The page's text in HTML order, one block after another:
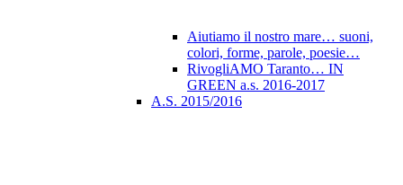
Aiutiamo il nostro mare… suoni,
colori, forme, parole, poesie…
RivogliAMO Taranto… IN
GREEN a.s. 2016-2017
A.S. 2015/2016